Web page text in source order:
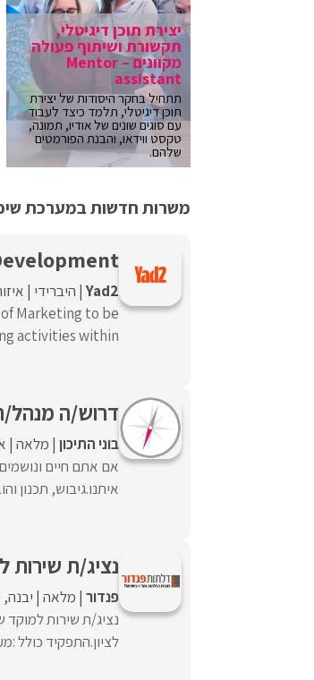
יצירת תוכן דיגיטלי,
תקשורת ושיתוף פעולה
מקוונים – Mentor
assistant
תתחיל בחקר היסודות של יצירת
תוכן דיגיטלי, תלמד כיצד לעבוד
עם סוגים שונים של אודיו, תמונה,
טקסט ווידאו, והבנת הפורמטים
שלהם.
משרות חדשות במערכת
Yad2 היברידי
Marketing to be
activities within ...
דרוש/ה מנהל/ת
בוני התיכון מלאה
אם אתם חיים
איתנו.גיבוש, תכנון
נציג/ת שירות
פנדור מלאה יבנה
נציג/ת שירות למוקד
לציון.התפקיד כולל